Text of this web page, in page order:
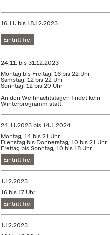
16.11. bis18.12.2023
Eintritt frei
24.11. bis31.12.2023
Montag bis Freitag: 16 bis 22 Uhr
Samstag: 12 bis 22 Uhr
Sonntag: 12 bis 20 Uhr
An den Weihnachtstagen findet kein
Winterprogramm statt.
24.11.2023 bis14.1.2024
Montag, 14 bis 21 Uhr
Dienstag bis Donnerstag, 10 bis 21 Uhr
Freitag bis Sonntag, 10 bis 18 Uhr
Eintritt frei
1.12.2023
16 bis 17 Uhr
Eintritt frei
1.12.2023